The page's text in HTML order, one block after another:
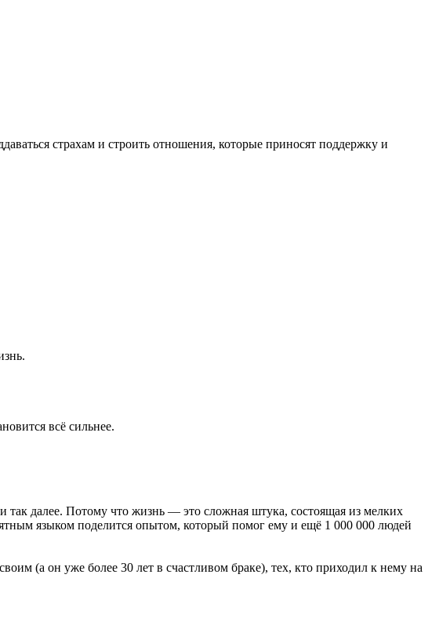
страхам и строить отношения, которые приносят поддержку и
всё сильнее.
так далее. Потому что жизнь — это сложная штука, состоящая из мелких
языком поделится опытом, который помог ему и ещё 1 000 000 людей
(а он уже более 30 лет в счастливом браке), тех, кто приходил к нему на